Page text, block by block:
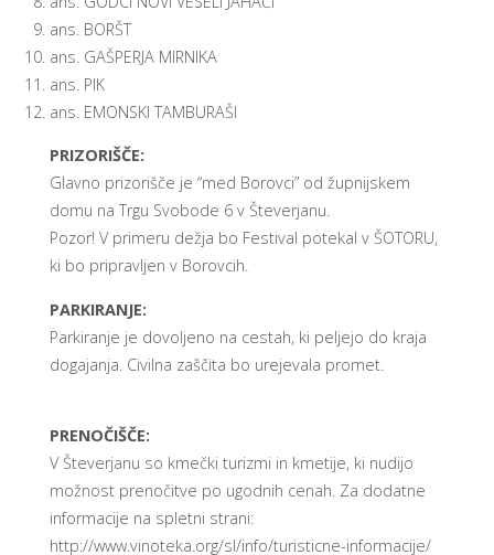
ans. BORŠT
ans. GAŠPERJA MIRNIKA
ans. PIK
ans. EMONSKI TAMBURAŠI
PRIZORIŠČE:
Glavno prizorišče je “med Borovci” od župnijskem
domu na Trgu Svobode 6 v Števerjanu.
Pozor! V primeru dežja bo Festival potekal v ŠOTORU,
ki bo pripravljen v Borovcih.
PARKIRANJE:
Parkiranje je dovoljeno na cestah, ki peljejo do kraja
dogajanja. Civilna zaščita bo urejevala promet.
PRENOČIŠČE:
V Števerjanu so kmečki turizmi in kmetije, ki nudijo
možnost prenočitve po ugodnih cenah. Za dodatne
informacije na spletni strani:
http://www.vinoteka.org/sl/info/turisticne-informacije/